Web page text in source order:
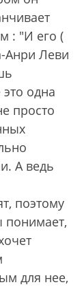
: "И его (
Анри Леви
одна
просто
А ведь
поэтому
понимает,
для нее,